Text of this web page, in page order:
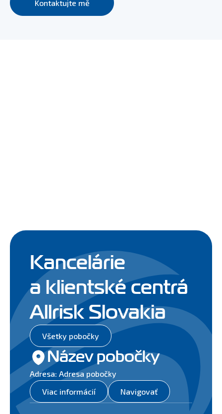
Kontaktujte mě
Kancelárie
a klientské centrá
Allrisk Slovakia
Všetky pobočky
Název pobočky
Adresa: Adresa pobočky
Viac informácií
Navigovať